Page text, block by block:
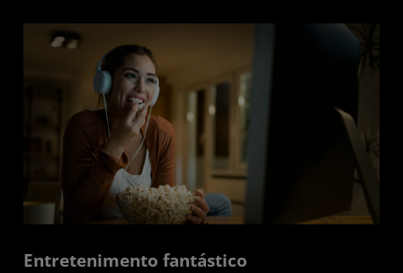
Entretenimento fantástico